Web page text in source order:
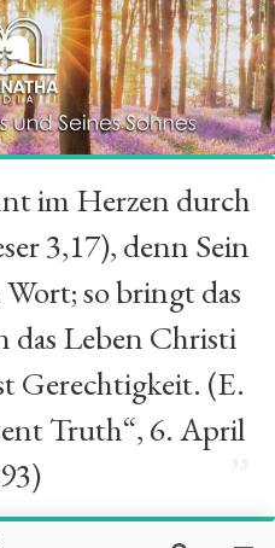
im Herzen durch
3,17), denn Sein
so bringt das
das Leben Christi
Gerechtigkeit. (E.
Truth“, 6. April